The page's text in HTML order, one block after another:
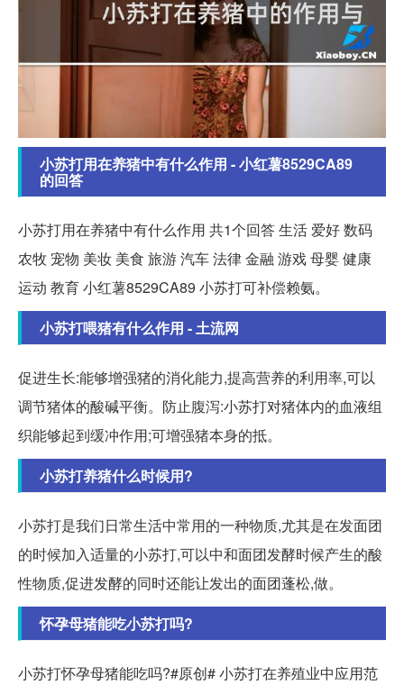
小苏打用在养猪中有什么作用 - 小红薯8529CA89
的回答
小苏打用在养猪中有什么作用 共1个回答 生活 爱好 数码
农牧 宠物 美妆 美食 旅游 汽车 法律 金融 游戏 母婴 健康
运动 教育 小红薯8529CA89 小苏打可补偿赖氨。
小苏打喂猪有什么作用 - 土流网
促进生长:能够增强猪的消化能力,提高营养的利用率,可以
调节猪体的酸碱平衡。防止腹泻:小苏打对猪体内的血液组
织能够起到缓冲作用;可增强猪本身的抵。
小苏打养猪什么时候用?
小苏打是我们日常生活中常用的一种物质,尤其是在发面团
的时候加入适量的小苏打,可以中和面团发酵时候产生的酸
性物质,促进发酵的同时还能让发出的面团蓬松,做。
怀孕母猪能吃小苏打吗?
小苏打怀孕母猪能吃吗?#原创# 小苏打在养殖业中应用范